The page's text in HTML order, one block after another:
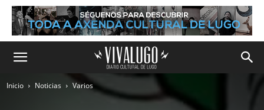
Inicio Noticias Varios